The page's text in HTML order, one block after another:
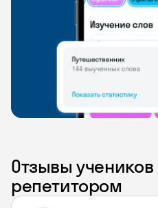
Отзывы учеников
репетитором